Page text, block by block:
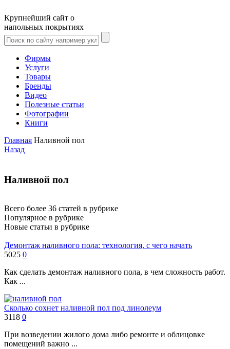
Крупнейший сайт о
напольных покрытиях
Фирмы
Услуги
Товары
Бренды
Видео
Полезные статьи
Фотографии
Книги
Главная Наливной пол
Назад
Наливной пол
Всего более 36 статей в рубрике
Популярное в рубрике
Новые статьи в рубрике
Демонтаж наливного пола: технология, с чего начать
5025 0
Как сделать демонтаж наливного пола, в чем сложность работ.
Как ...
Сколько сохнет наливной пол под линолеум
3118 0
При возведении жилого дома либо ремонте и облицовке
помещений важно ...